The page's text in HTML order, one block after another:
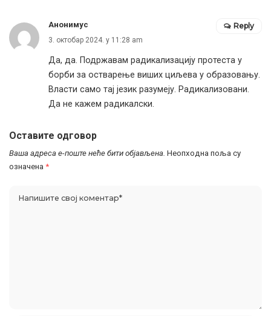
Анонимус
3. октобар 2024. у 11:28 am
Да, да. Подржавам радикализацију протеста у
борби за остварење виших циљева у образовању.
Власти само тај језик разумеју. Радикализовани.
Да не кажем радикалски.
Reply
Оставите одговор
Ваша адреса е-поште неће бити објављена. Неопходна поља су
означена *